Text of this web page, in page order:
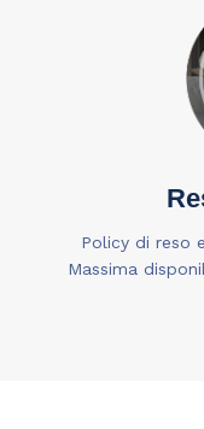
Policy di reso
Massima